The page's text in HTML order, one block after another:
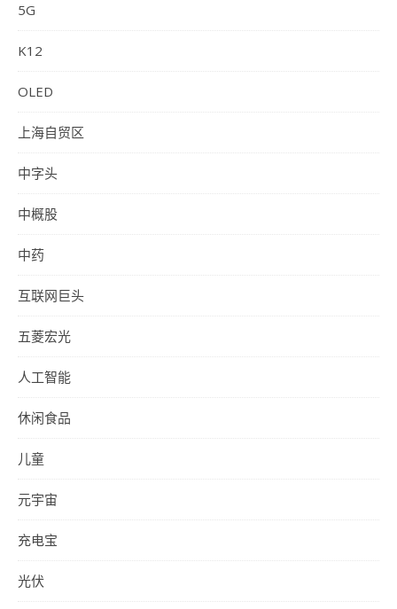
5G
K12
OLED
上海自贸区
中字头
中概股
中药
互联网巨头
五菱宏光
人工智能
休闲食品
儿童
元宇宙
充电宝
光伏